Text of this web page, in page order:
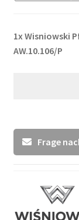
1x Wisniowski
AW.10.106/P
Frage